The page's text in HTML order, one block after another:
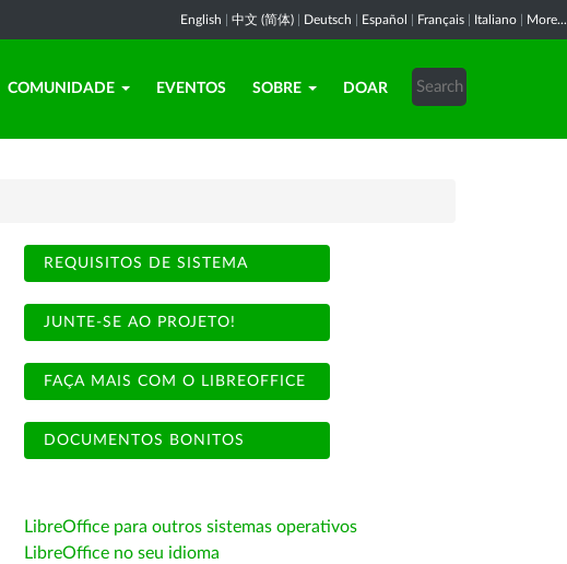
English 中文 (简体) Deutsch Español Français Italiano More...
COMUNIDADE EVENTOS SOBRE DOAR
REQUISITOS DE SISTEMA
JUNTE-SE AO PROJETO!
FAÇA MAIS COM O LIBREOFFICE
DOCUMENTOS BONITOS
LibreOffice para outros sistemas operativos
LibreOffice no seu idioma